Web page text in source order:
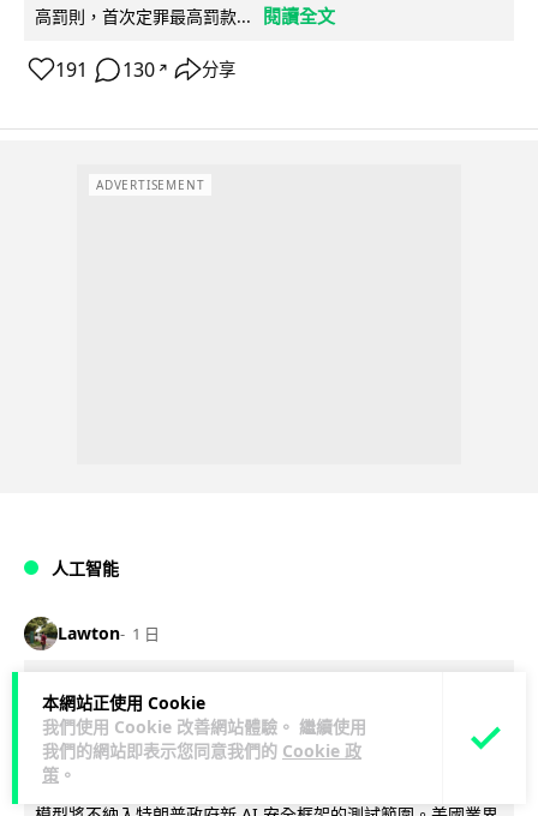
本網站正使用 Cookie
我們使用 Cookie 改善網站體驗。 繼續使用
我們的網站即表示您同意我們的 Cookie 政
策 。
高罰則，首次定罪最高罰款...
閱讀全文
191 130 ↗ 分享
ADVERTISEMENT
人工智能
Lawton 1 日
白宮拒測中國開放 AI 模型 業界質疑安
全框架選擇性執行
彭博社報道，白宮通知美國頂尖 AI 公司，中國開發的開放權重